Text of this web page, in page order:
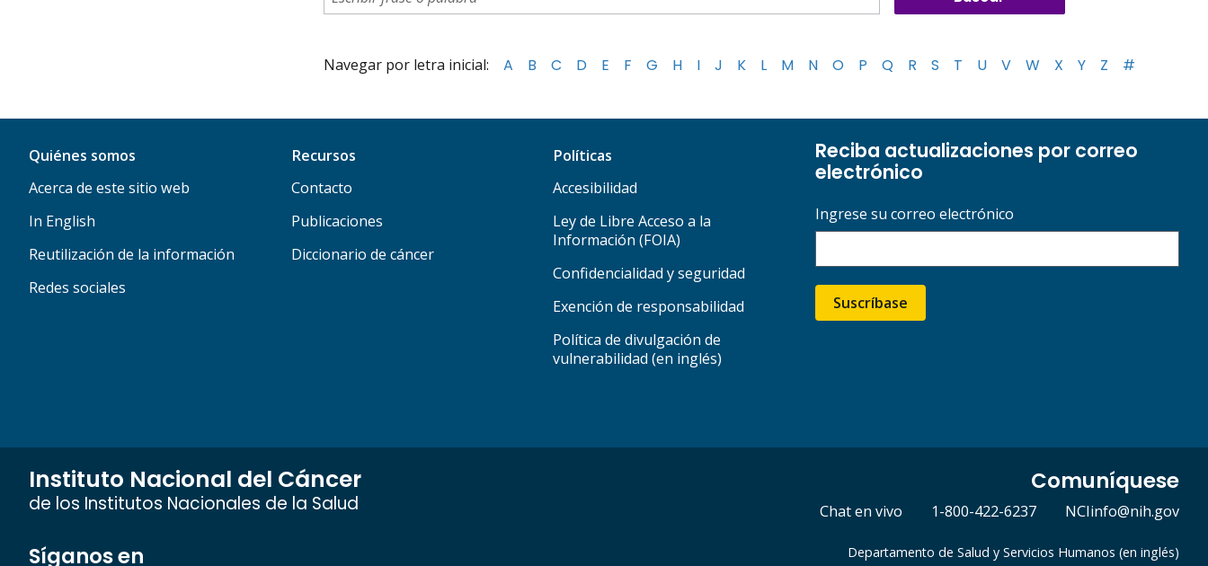
Navegar por letra inicial: A B C D E F G H I J K L M N O P Q R S T U V W X Y Z #
Quiénes somos
Acerca de este sitio web
In English
Reutilización de la información
Redes sociales
Recursos
Contacto
Publicaciones
Diccionario de cáncer
Políticas
Accesibilidad
Ley de Libre Acceso a la
Información (FOIA)
Confidencialidad y seguridad
Exención de responsabilidad
Política de divulgación de
vulnerabilidad (en inglés)
Reciba actualizaciones por correo
electrónico
Ingrese su correo electrónico
Suscríbase
Instituto Nacional del Cáncer
de los Institutos Nacionales de la Salud
Comuníquese
Chat en vivo 1-800-422-6237 NCIinfo@nih.gov
Síganos en
Departamento de Salud y Servicios Humanos (en inglés)